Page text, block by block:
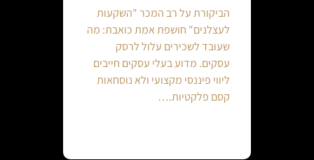
הביקורת על רב המכר "השקעות
לעצלנים" חושפת אמת כואבת: מה
שעובד לשכירים עלול לרסק
עסקים. מדוע בעלי עסקים חייבים
ליווי פיננסי מקצועי ולא נוסחאות
קסם פלקטיות.…